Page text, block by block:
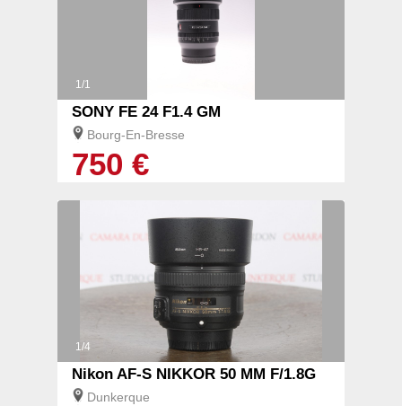
1/1
SONY FE 24 F1.4 GM
Bourg-En-Bresse
750 €
1/4
Nikon AF-S NIKKOR 50 MM F/1.8G
Dunkerque